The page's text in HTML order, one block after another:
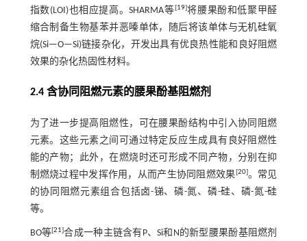
指数(LOI)也相应提高。SHARMA等[19]将腰果酚和低聚甲醛
缩合制备生物基苯并恶嗪单体，随后将该单体与无机硅氧
烷(Si—O—Si)链接杂化，开发出具有优良热性能和良好阻燃
效果的杂化热固性材料。
2.4 含协同阻燃元素的腰果酚基阻燃剂
为了进一步提高阻燃性，可在腰果酚结构中引入协同阻燃
元素。这些元素之间可通过特定反应生成具有良好阻燃性
能的产物；此外，在燃烧时还可形成不同产物，分别在抑
制燃烧过程中发挥作用，从而产生协同阻燃效果[20]。常见
的协同阻燃元素组合包括卤-锑、磷-氮、磷-硅、磷-氮-硅
等。
BO等[21]合成一种主链含有P、Si和N的新型腰果酚基阻燃剂